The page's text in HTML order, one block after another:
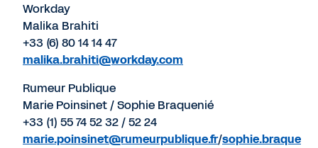
Workday
Malika Brahiti
+33 (6) 80 14 14 47
malika.brahiti@workday.com
Rumeur Publique
Marie Poinsinet / Sophie Braquenié
+33 (1) 55 74 52 32 / 52 24
marie.poinsinet@rumeurpublique.fr/